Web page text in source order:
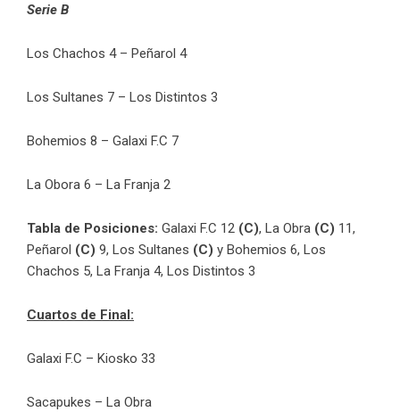
Serie B
Los Chachos 4 – Peñarol 4
Los Sultanes 7 – Los Distintos 3
Bohemios 8 – Galaxi F.C 7
La Obora 6 – La Franja 2
Tabla de Posiciones: Galaxi F.C 12 (C), La Obra (C) 11,
Peñarol (C) 9, Los Sultanes (C) y Bohemios 6, Los
Chachos 5, La Franja 4, Los Distintos 3
Cuartos de Final:
Galaxi F.C – Kiosko 33
Sacapukes – La Obra